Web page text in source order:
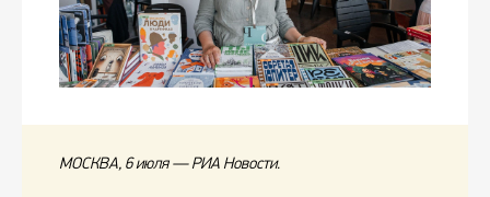
МОСКВА, 6 июля — РИА Новости.